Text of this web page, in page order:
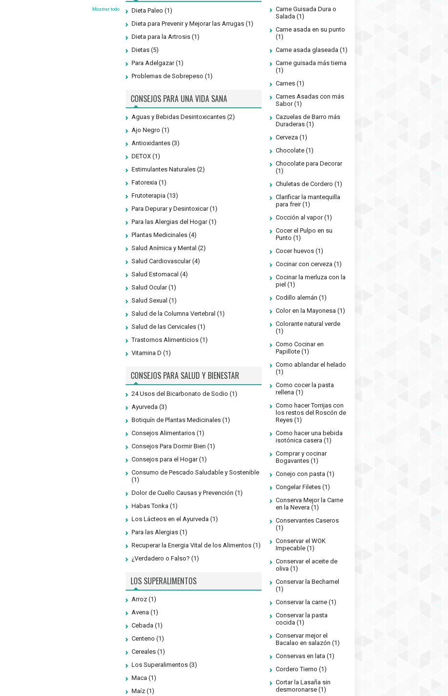
Mostrar todo Dieta Paleo (1)
Dieta para Prevenir y Mejorar las Arrugas (1)
Dieta para la Artrosis (1)
Dietas (5)
Para Adelgazar (1)
Problemas de Sobrepeso (1)
CONSEJOS PARA UNA VIDA SANA
Aguas y Bebidas Desintoxicantes (2)
Ajo Negro (1)
Antioxidantes (3)
DETOX (1)
Estimulantes Naturales (2)
Fatorexia (1)
Frutoterapia (13)
Para Depurar y Desintoxicar (1)
Para las Alergias del Hogar (1)
Plantas Medicinales (4)
Salud Anímica y Mental (2)
Salud Cardiovascular (4)
Salud Estomacal (4)
Salud Ocular (1)
Salud Sexual (1)
Salud de la Columna Vertebral (1)
Salud de las Cervicales (1)
Trastornos Alimenticios (1)
Vitamina D (1)
CONSEJOS PARA SALUD Y BIENESTAR
24 Usos del Bicarbonato de Sodio (1)
Ayurveda (3)
Botiquín de Plantas Medicinales (1)
Consejos Alimentarios (1)
Consejos Para Dormir Bien (1)
Consejos para el Hogar (1)
Consumo de Pescado Saludable y Sostenible
(1)
Dolor de Cuello Causas y Prevención (1)
Habas Tonka (1)
Los Lácteos en el Ayurveda (1)
Para las Alergias (1)
Recuperar la Energia Vital de los Alimentos (1)
¿Verdadero o Falso? (1)
LOS SUPERALIMENTOS
Arroz (1)
Avena (1)
Cebada (1)
Centeno (1)
Cereales (1)
Los Superalimentos (3)
Maca (1)
Maíz (1)
Carne Guisada Dura o
Salada (1)
Carne asada en su punto
(1)
Carne asada glaseada (1)
Carne guisada más tierna
(1)
Carnes (1)
Carnes Asadas con más
Sabor (1)
Cazuelas de Barro más
Duraderas (1)
Cerveza (1)
Chocolate (1)
Chocolate para Decorar
(1)
Chuletas de Cordero (1)
Clarificar la mantequilla
para freir (1)
Cocción al vapor (1)
Cocer el Pulpo en su
Punto (1)
Cocer huevos (1)
Cocinar con cerveza (1)
Cocinar la merluza con la
piel (1)
Codillo alemán (1)
Color en la Mayonesa (1)
Colorante natural verde
(1)
Como Cocinar en
Papillote (1)
Como ablandar el helado
(1)
Como cocer la pasta
rellena (1)
Como hacer Torrijas con
los restos del Roscón de
Reyes (1)
Como hacer una bebida
isotónica casera (1)
Comprar y cocinar
Bogavantes (1)
Conejo con pasta (1)
Congelar Filetes (1)
Conserva Mejor la Carne
en la Nevera (1)
Conservantes Caseros
(1)
Conservar el WOK
Impecable (1)
Conservar el aceite de
oliva (1)
Conservar la Bechamel
(1)
Conservar la carne (1)
Conservar la pasta
cocida (1)
Conservar mejor el
Bacalao en salazón (1)
Conservas en lata (1)
Cordero Tierno (1)
Cortar la Lasaña sin
desmoronarse (1)